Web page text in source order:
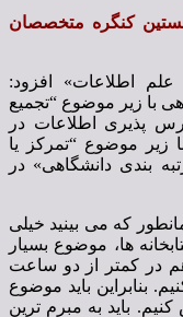
نخستین کنگره متخصصان
اطلاعات» افزود:
با زیر موضوع “تجمیع
پذیری اطلاعات در
زیر موضوع “تمرکز یا
بندی دانشگاهی» در
که می بینید خیلی
ها، موضوع بسیار
در کمتر از دو ساعت
بنابراین باید موضوع
باید به مبرم ترین